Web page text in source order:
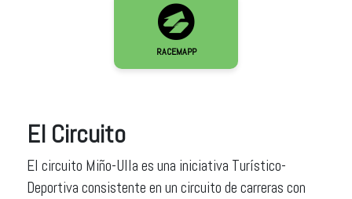
RACEMAPP
El Circuito
El circuito Miño-Ulla es una iniciativa Turístico-
Deportiva consistente en un circuito de carreras con